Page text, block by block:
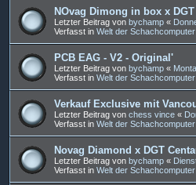
NOvag Dimong in box x
Letzter Beitrag von bychamp «
Verfasst in Welt der Schachcomputer
PCB EAG - V2 - Original'
Letzter Beitrag von bychamp «
Verfasst in Welt der Schachcomputer
Verkauf Exclusive mit
Letzter Beitrag von chess vince «
Verfasst in Welt der Schachcomputer
Novag Diamond x DGT
Letzter Beitrag von bychamp «
Verfasst in Welt der Schachcomputer